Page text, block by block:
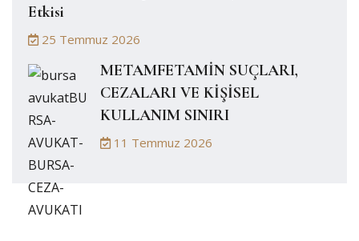
Etkisi
25 Temmuz 2026
METAMFETAMİN SUÇLARI,
CEZALARI VE KİŞİSEL
KULLANIM SINIRI
11 Temmuz 2026